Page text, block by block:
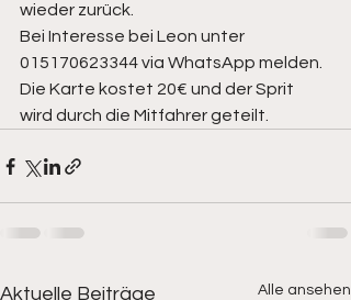
wieder zurück.
Bei Interesse bei Leon unter
015170623344 via WhatsApp melden.
Die Karte kostet 20€ und der Sprit
wird durch die Mitfahrer geteilt.
Aktuelle Beiträge Alle ansehen